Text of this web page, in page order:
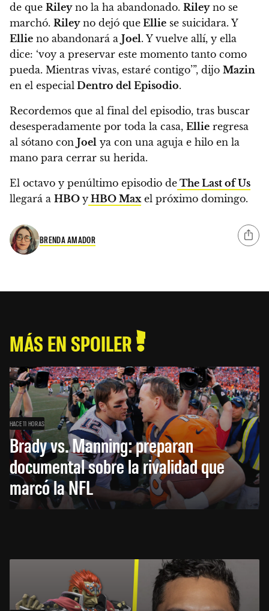
de que Rileyno la ha abandonado. Rileyno se
marchó. Rileyno dejó que Ellie se suicidara. Y
Ellie no abandonará a Joel. Y vuelve allí, y ella
dice: ‘voy a preservar este momento tanto como
pueda. Mientras vivas, estaré contigo’”, dijo Mazin
en el especial Dentro del Episodio.
Recordemos que al final del episodio, tras buscar
desesperadamente por toda la casa, Ellie regresa
al sótano con Joel ya con una aguja e hilo en la
mano para cerrar su herida.
El octavo y penúltimo episodio de The Last of Us
llegará a HBO y HBO Max el próximo domingo.
BRENDA AMADOR
MÁS EN SPOILER
HACE 11 HORAS
Brady vs. Manning: preparan
documental sobre la rivalidad que
marcó la NFL